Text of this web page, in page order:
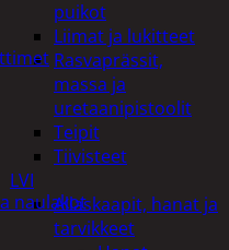
puikot
Liimat ja lukitteet
Rasvaprässit,
massa ja
uretaanipistoolit
Teipit
Tiivisteet
LVI
Allaskaapit, hanat ja
tarvikkeet
naulakot